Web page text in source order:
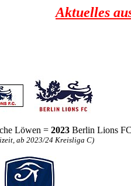
Aktuelles
Löwen = 2023 Berlin Lions
ab 2023/24 Kreisliga C)